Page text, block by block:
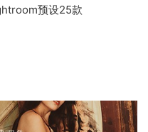
预设25款